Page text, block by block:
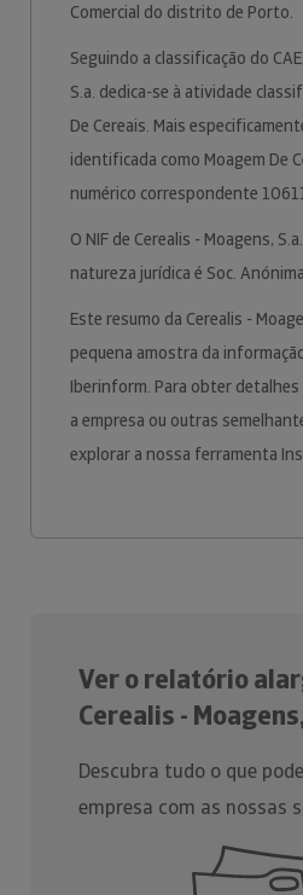
Comercial do distrito de Porto.
Seguindo a classificação do
S.a. dedica-se à atividade
De Cereais. Mais
identificada como Moagem De
numérico correspondente
O NIF de Cerealis - Moagens,
natureza jurídica é Soc.
Este resumo da Cerealis -
pequena amostra da
Iberinform. Para obter
a empresa ou outras
explorar a nossa ferramenta
Ver o relatório
Cerealis -
Descubra tudo o que
empresa com as nossas